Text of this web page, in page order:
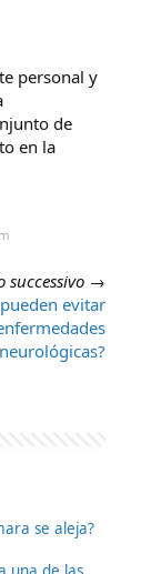
personal y
de
en la
successivo →
evitar
neurológicas?
se aleja?